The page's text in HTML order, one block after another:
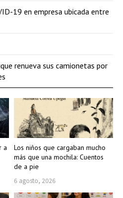
a
Los niños que cargaban mucho
más que una mochila: Cuentos
de a pie
6 agosto, 2026
19 en empresa ubicada entre
renueva sus camionetas por